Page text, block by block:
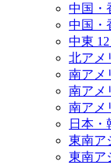
中国・
中国・
中東
北アメ
南アメ
南アメ
南アメ
日本・
東南ア
東南ア